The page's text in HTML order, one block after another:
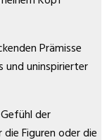
Prämisse
und uninspirierter
der
Figuren oder die